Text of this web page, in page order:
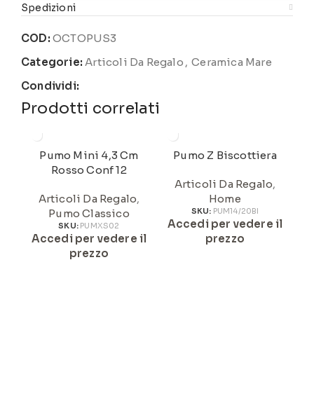
Spedizioni
COD: OCTOPUS3
Categorie: Articoli Da Regalo , Ceramica Mare
Condividi:
Prodotti correlati
Pumo Mini 4,3 Cm
Rosso Conf 12
Articoli Da Regalo,
Pumo Classico
SKU: PUMXS02
Accedi per vedere il
prezzo
Pumo Z Biscottiera
Articoli Da Regalo,
Home
SKU: PUM14/20BI
Accedi per vedere il
prezzo